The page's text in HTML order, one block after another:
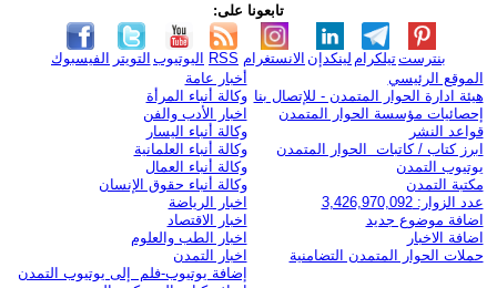
تابعونا على:
الفيسبوك التويتر اليوتيوب RSS الانستغرام لينكدإن تيلكرامبنترست
الموقع الرئيسي
هيئة ادارة الحوار المتمدن - للإتصال بنا
إحصائيات مؤسسة الحوار المتمدن
قواعد النشر
ابرز كتاب / كاتبات الحوار المتمدن
يوتيوب التمدن
مكتبة التمدن
عدد الزوار: 3,426,970,092
اضافة موضوع جديد
اضافة الاخبار
حملات الحوار المتمدن التضامنية
أخبار عامة
وكالة أنباء المرأة
اخبار الأدب والفن
وكالة أنباء اليسار
وكالة أنباء العلمانية
وكالة أنباء العمال
وكالة أنباء حقوق الإنسان
اخبار الرياضة
اخبار الاقتصاد
اخبار الطب والعلوم
اخبار التمدن
إضافة يوتيوب-فلم إلى يوتيوب التمدن